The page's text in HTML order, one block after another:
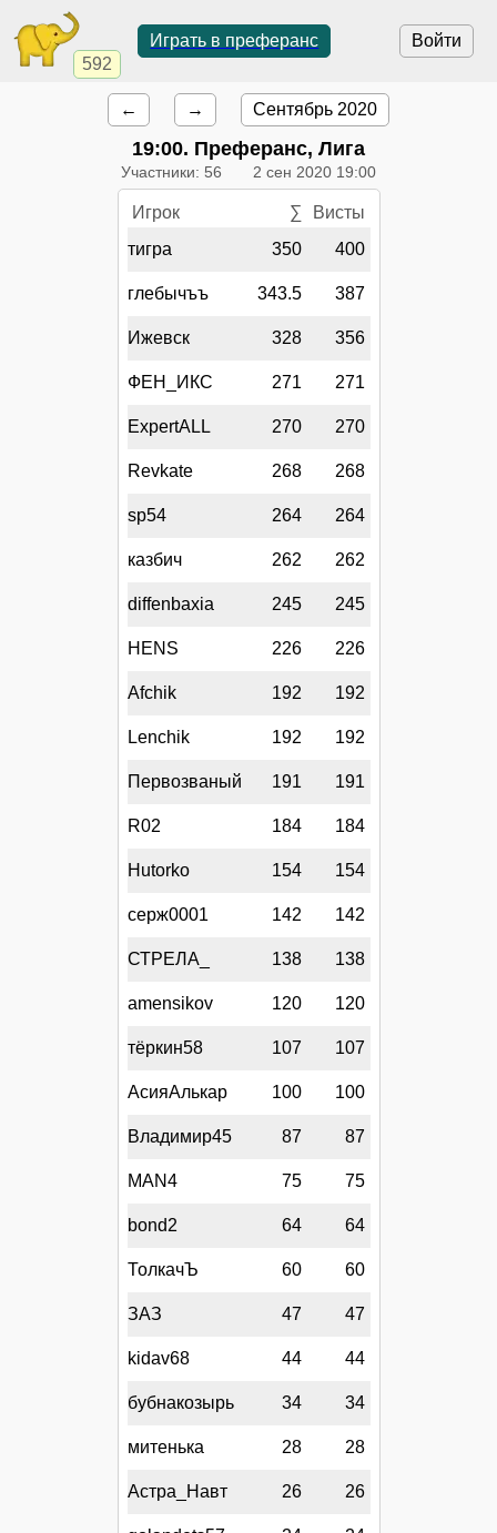
592
Войти
Играть в преферанс
← → Сентябрь 2020
19:00. Преферанс, Лига
Участники: 56 2 сен 2020 19:00
Игрок ∑
Висты
тигра
350 400
глебычъъ 343.5 387
Ижевск 328 356
ФЕН_ИКС 271 271
ExpertALL 270 270
Revkate 268 268
sp54 264 264
казбич 262 262
diffenbaxia 245 245
HENS 226 226
Afchik 192 192
Lenchik 192 192
Первозваный 191 191
R02 184 184
Hutorko 154 154
серж0001 142 142
СТРЕЛА_ 138 138
amensikov 120 120
тёркин58 107 107
АсияАлькар 100 100
Владимир45 87 87
MAN4 75 75
bond2 64 64
ТолкачЪ 60 60
ЗАЗ 47 47
kidav68 44 44
бубнакозырь 34 34
митенька 28 28
Астра_Навт 26 26